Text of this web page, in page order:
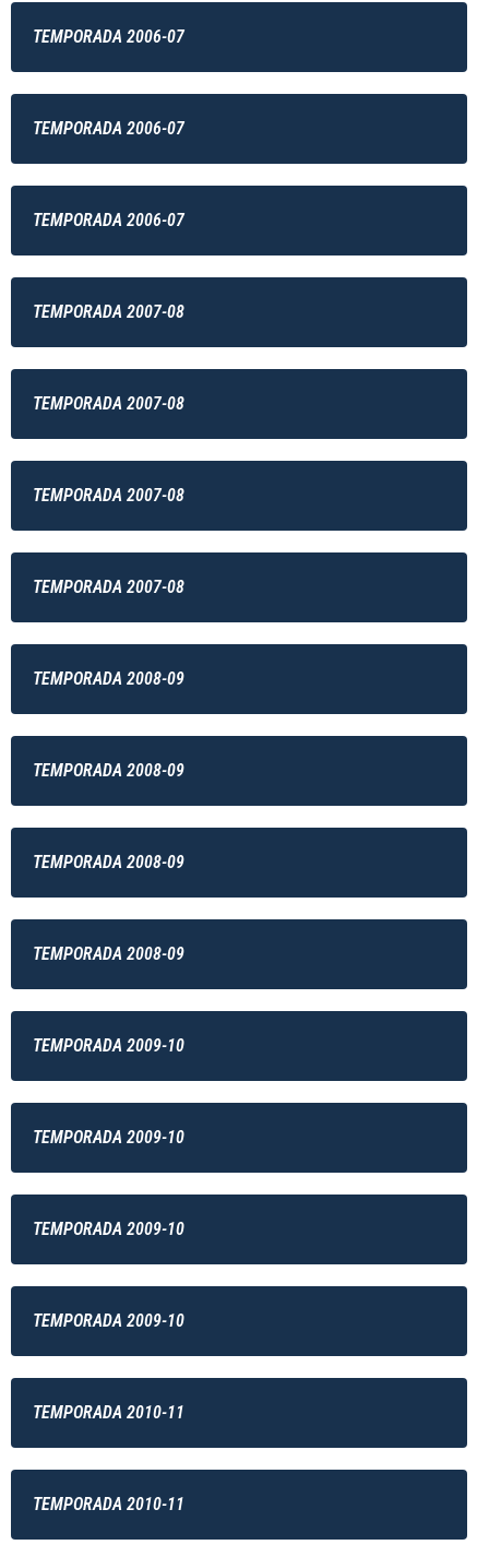
TEMPORADA 2006-07
TEMPORADA 2006-07
TEMPORADA 2006-07
TEMPORADA 2007-08
TEMPORADA 2007-08
TEMPORADA 2007-08
TEMPORADA 2007-08
TEMPORADA 2008-09
TEMPORADA 2008-09
TEMPORADA 2008-09
TEMPORADA 2008-09
TEMPORADA 2009-10
TEMPORADA 2009-10
TEMPORADA 2009-10
TEMPORADA 2009-10
TEMPORADA 2010-11
TEMPORADA 2010-11